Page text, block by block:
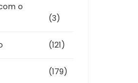
o
(3)
(121)
(179)